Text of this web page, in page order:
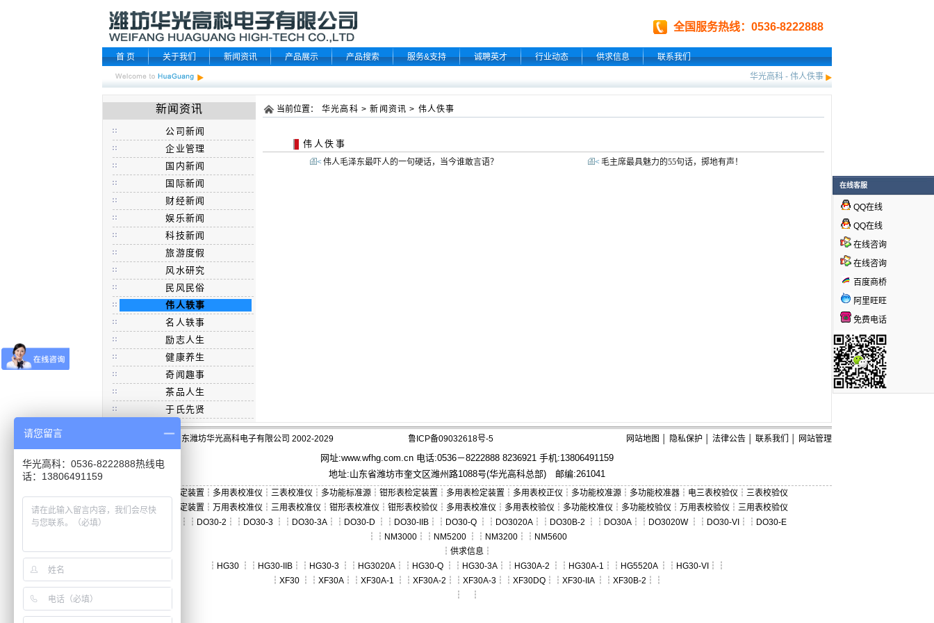
全国服务热线：0536-8222888
首 页 关于我们 新闻资讯 产品展示 产品搜索 服务&支持 诚聘英才 行业动态 供求信息
联系我们
华光高科 - 伟人佚事
新闻资讯
公司新闻
企业管理
国内新闻
国际新闻
财经新闻
娱乐新闻
科技新闻
旅游度假
风水研究
民风民俗
伟人轶事
名人轶事
励志人生
健康养生
奇闻趣事
茶品人生
于氏先贤
当前位置： 华光高科 >新闻资讯 > 伟人佚事
伟人佚事
<伟人毛泽东最吓人的一句硬话，当今谁敢言语？ <毛主席最具魅力的55句话，掷地有声！
版权:山东潍坊华光高科电子有限公司 2002-2029 鲁ICP备09032618号-5 网站地图 隐私保护 法律公告 联系我们 网站管理
网址:www.wfhg.com.cn 电话:0536－8222888 8236921 手机:13806491159
地址:山东省潍坊市奎文区潍州路1088号(华光高科总部) 邮编:261041
三用表检定装置 ┆ 多用表校准仪 ┆ 三表校准仪 ┆ 多功能标准源 ┆ 钳形表检定装置 ┆ 多用表检定装置 ┆ 多用表校正仪 ┆ 多功能校准源 ┆ 多功能校准器 ┆ 电三表校验仪 ┆ 三表校验仪
万用表检定装置 ┆ 万用表校准仪 ┆ 三用表校准仪 ┆ 钳形表校准仪 ┆ 钳形表校验仪 ┆ 多用表校准仪 ┆ 多用表校验仪 ┆ 多功能校准仪 ┆ 多功能校验仪 ┆ 万用表校验仪 ┆ 三用表校验仪
┆┆ DO30-2 ┆┆ DO30-3 ┆┆ DO30-3A ┆┆ DO30-D ┆┆ DO30-IIB ┆┆ DO30-Q ┆┆ DO3020A ┆┆ DO30B-2 ┆┆ DO30A ┆┆ DO3020W┆┆ DO30-VI ┆┆ DO30-E
┆┆ NM3000┆┆ NM5200┆┆ NM3200┆┆ NM5600
┆ 供求信息 ┆
┆ HG30 ┆┆ HG30-IIB ┆┆ HG30-3 ┆┆ HG3020A ┆┆ HG30-Q ┆┆ HG30-3A ┆┆ HG30A-2 ┆┆ HG30A-1 ┆┆ HG5520A┆┆ HG30-VI ┆┆
┆ XF30 ┆┆ XF30A ┆┆ XF30A-1 ┆┆ XF30A-2 ┆┆ XF30A-3 ┆┆ XF30DQ ┆┆ XF30-IIA┆┆ XF30B-2 ┆┆
┆ ┆
在线客服
QQ在线
QQ在线
在线咨询
在线咨询
百度商桥
阿里旺旺
免费电话
请您留言
华光高科：0536-8222888热线电
话：13806491159